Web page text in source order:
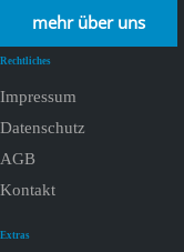
mehr über uns
Rechtliches
Impressum
Datenschutz
AGB
Kontakt
Extras